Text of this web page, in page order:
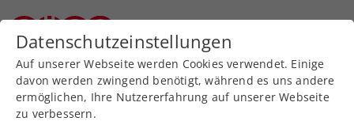
Zurück zur Newsübersicht
Turniere
Datenschutzeinstellungen
Auf unserer Webseite werden Cookies verwendet. Einige
davon werden zwingend benötigt, während es uns andere
ermöglichen, Ihre Nutzererfahrung auf unserer Webseite
zu verbessern.